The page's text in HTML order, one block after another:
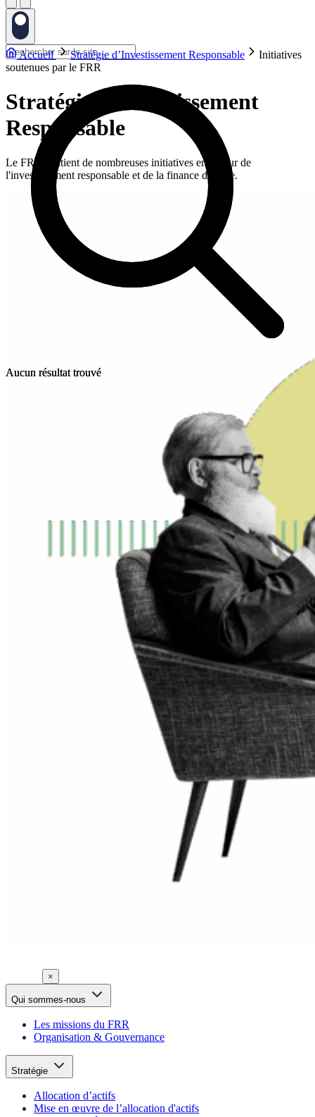
Aucun résultat trouvé
Aucun résultat trouvé
Accueil Stratégie d’Investissement Responsable
Initiatives
soutenues par le FRR
Stratégie d’Investissement
Responsable
Le FRR soutient de nombreuses initiatives en faveur de
l'investissement responsable et de la finance durable.
×
Qui sommes-nous
Les missions du FRR
Organisation & Gouvernance
Stratégie
Allocation d’actifs
Mise en œuvre de l’allocation d'actifs